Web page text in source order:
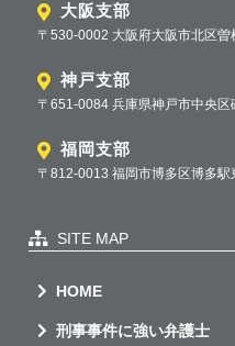
大阪支部
〒530-0002 大阪府大阪市北区
神戸支部
〒651-0084 兵庫県神戸市中央
福岡支部
〒812-0013 福岡市博多区博多
SITE MAP
HOME
刑事事件に強い弁護士